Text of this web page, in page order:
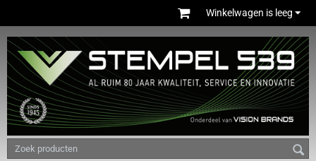
Winkelwagen is leeg